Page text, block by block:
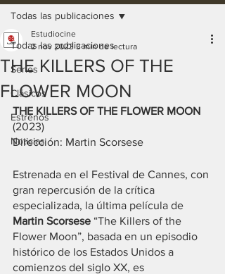
Todas las publicaciones
Series
Clásicos
Estrenos
Noticias
Todas las publicaciones
THE KILLERS OF THE
FLOWER MOON
Estudiocine
2 nov 2023 3 min de lectura
THE KILLERS OF THE FLOWER MOON
(2023)
Dirección: Martin Scorsese
Estrenada en el Festival de Cannes, con
gran repercusión de la crítica
especializada, la última película de
Martin Scorsese “The Killers of the
Flower Moon”, basada en un episodio
histórico de los Estados Unidos a
comienzos del siglo XX, es